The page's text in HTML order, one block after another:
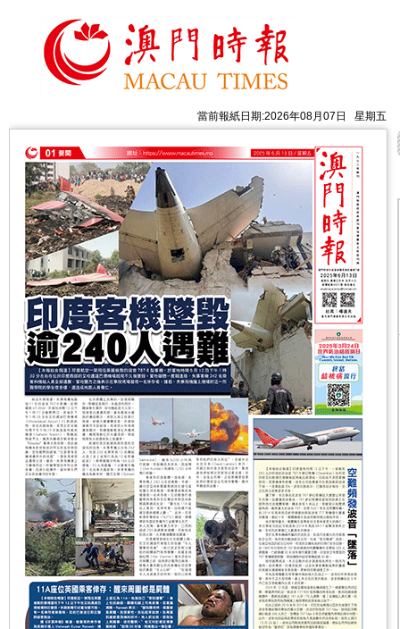
當前報紙日期:2026年08月07日 星期五